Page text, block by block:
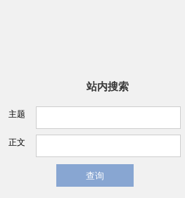
站内搜索
主题
正文